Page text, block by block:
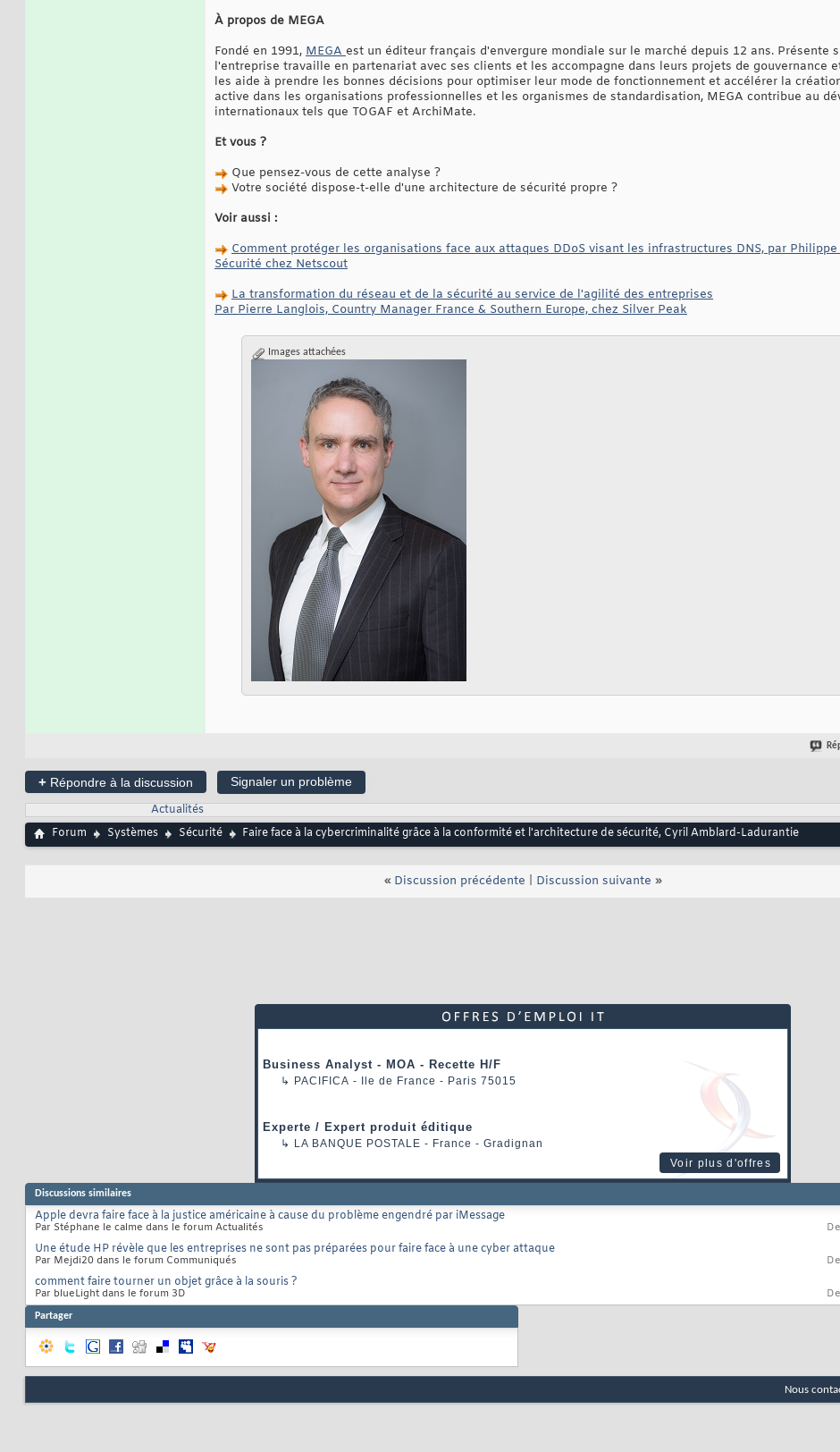
À propos de MEGA
Fondé en 1991, MEGA est un éditeur français d'envergure mondiale sur le marché depuis 12 ans. Présente
l'entreprise travaille en partenariat avec ses clients et les accompagne dans leurs projets de gouvernance
les aide à prendre les bonnes décisions pour optimiser leur mode de fonctionnement et accélérer la
active dans les organisations professionnelles et les organismes de standardisation, MEGA contribue au
internationaux tels que TOGAF et ArchiMate.
Et vous ?
Que pensez-vous de cette analyse ?
Votre société dispose-t-elle d'une architecture de sécurité propre ?
Voir aussi :
Comment protéger les organisations face aux attaques DDoS visant les infrastructures DNS, par
Sécurité chez Netscout
La transformation du réseau et de la sécurité au service de l'agilité des entreprises
Par Pierre Langlois, Country Manager France & Southern Europe, chez Silver Peak
Images attachées
+ Répondre à la discussion
Signaler un problème
Actualités
Forum
Systèmes Sécurité Faire face à la cybercriminalité grâce à la conformité et l'architecture de sécurité, Cyril Amblard-Ladurantie
« Discussion précédente Discussion suivante »
Business Analyst - MOA - Recette H/F
↳ PACIFICA - Ile de France - Paris 75015
Experte / Expert produit éditique
↳ LA BANQUE POSTALE - France - Gradignan
Voir plus d'offres
Discussions similaires
Apple devra faire face à la justice américaine à cause du problème engendré par iMessage
Par Stéphane le calme dans le forum Actualités
Une étude HP révèle que les entreprises ne sont pas préparées pour faire face à une cyber attaque
Par Mejdi20 dans le forum Communiqués
comment faire tourner un objet grâce à la souris ?
Par blueLight dans le forum 3D
Partager
Nous